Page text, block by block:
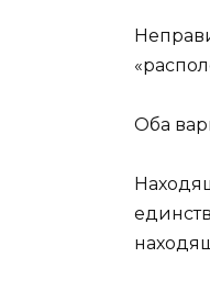
Оба